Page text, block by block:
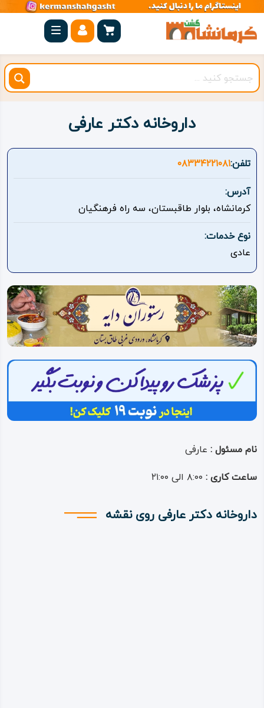
صفحه
اصلی
کرمانشاه
شهرستان
بیستون
روستاهای
هدف
اقامتگاه
ویدئو
درباره
ما
داروخانه دکتر عارفی
تلفن:۰۸۳۳۴۲۲۱۰۸۱
آدرس:
کرمانشاه، بلوار طاقبستان، سه راه فرهنگیان
نوع خدمات:
عادی
نام مسئول : عارفی
ساعت کاری :
داروخانه دکتر عارفی روی نقشه